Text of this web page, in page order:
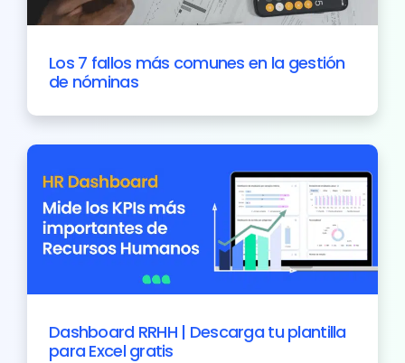
Los 7 fallos más comunes en la gestión
de nóminas
Dashboard RRHH | Descarga tu plantilla
para Excel gratis